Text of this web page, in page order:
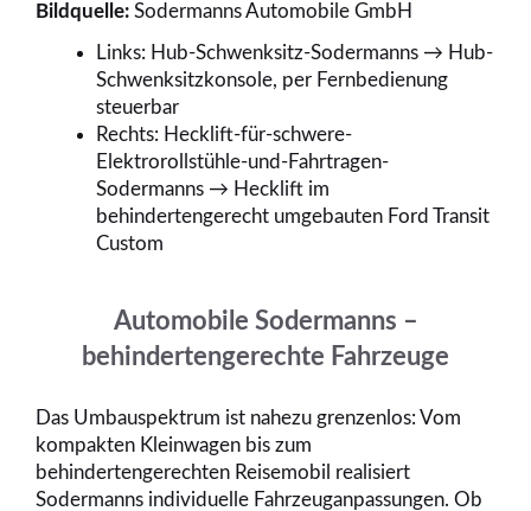
Bildquelle: Sodermanns Automobile GmbH
Links: Hub-Schwenksitz-Sodermanns → Hub-
Schwenksitzkonsole, per Fernbedienung
steuerbar
Rechts: Hecklift-für-schwere-
Elektrorollstühle-und-Fahrtragen-
Sodermanns → Hecklift im
behindertengerecht umgebauten Ford Transit
Custom
Automobile Sodermanns –
behindertengerechte Fahrzeuge
Das Umbauspektrum ist nahezu grenzenlos: Vom
kompakten Kleinwagen bis zum
behindertengerechten Reisemobil realisiert
Sodermanns individuelle Fahrzeuganpassungen. Ob